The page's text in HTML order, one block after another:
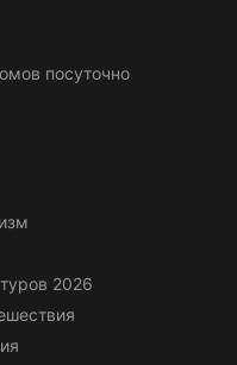
посуточно
2026